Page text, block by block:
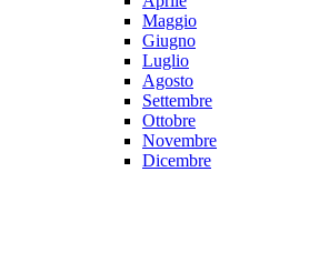
Maggio
Giugno
Luglio
Agosto
Settembre
Ottobre
Novembre
Dicembre